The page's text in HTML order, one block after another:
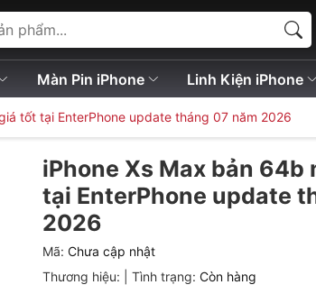
Màn Pin iPhone Linh Kiện iPhone
tốt tại EnterPhone update tháng 07 năm 2026
iPhone Xs Max bản 64b
tại EnterPhone update
2026
Mã: Chưa cập nhật
Thương hiệu:
Tình trạng: Còn hàng